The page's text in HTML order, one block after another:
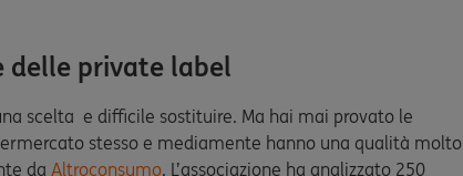
delle private label
scelta e difficile sostituire. Ma hai mai provato le
stesso e mediamente hanno una qualità molto
da Altroconsumo. L’associazione ha analizzato 250